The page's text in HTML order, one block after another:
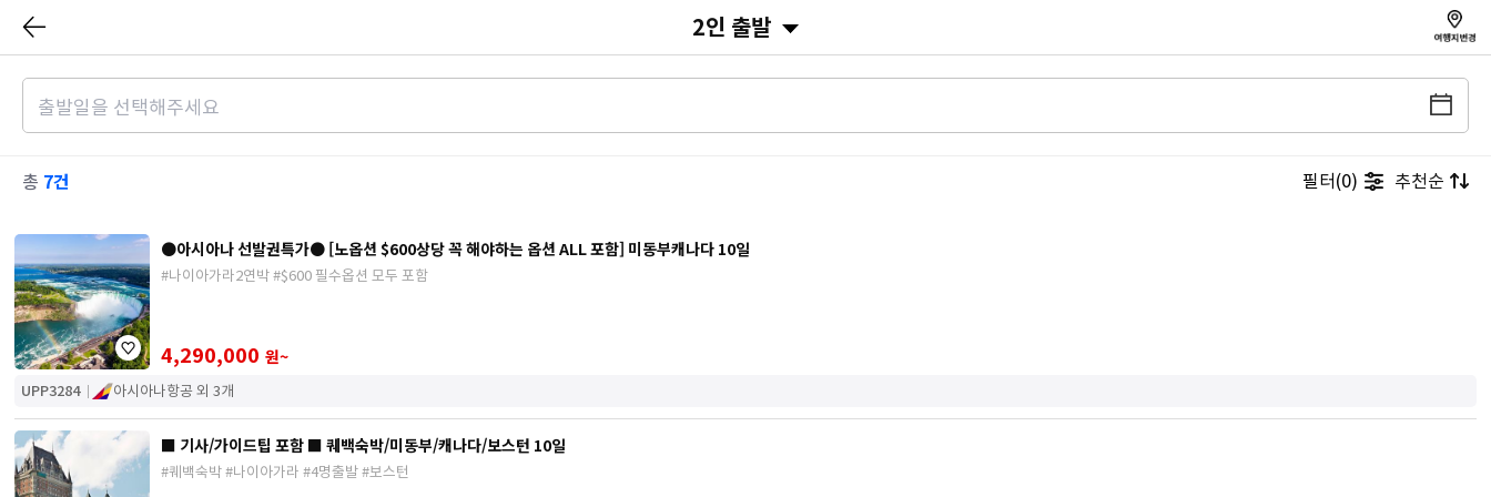
2인 출발
총 7건 추천순
필터(0)
●아시아나 선발권특가● [노옵션 $600상당 꼭 해야하는 옵션 ALL 포함] 미동부캐나다 10일
#나이아가라2연박 #$600 필수옵션 모두 포함
4,290,000 원~
UPP3284 아시아나항공 외 3개
■ 기사/가이드팁 포함 ■ 퀘백숙박/미동부/캐나다/보스턴 10일
#퀘백숙박 #나이아가라 #4명출발 #보스턴